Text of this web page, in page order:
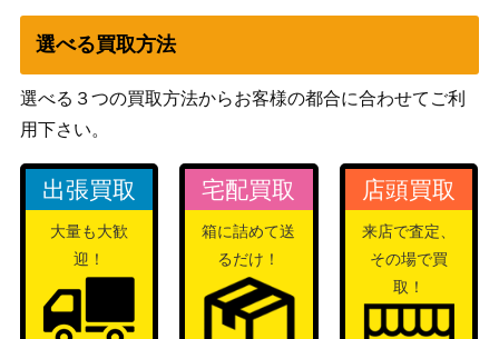
（ミラディ
800
反逆の先導者、チャンドラ/Chandra,
（カラデシ
400
嵐の目、ウギン/Ugin, Eye of the Stor
ms[TDM]《日》
ウィザー
ズ・オブ・
ル：龍嵐
4,500
選べる買取方法
選べる３つの買取方法からお客様の都合に合わせてご利
用下さい。
出張買取
大量も大歓
迎！
宅配買取
箱に詰めて送
るだけ！
店頭買取
来店で査定、
その場で買
取！